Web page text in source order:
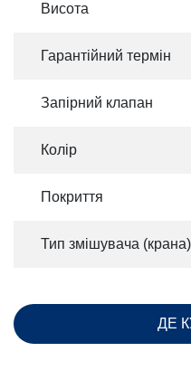
Висота
Гарантійний термін
Запірний клапан
Колір
Покриття
Тип змішувача (крана)
ДЕ